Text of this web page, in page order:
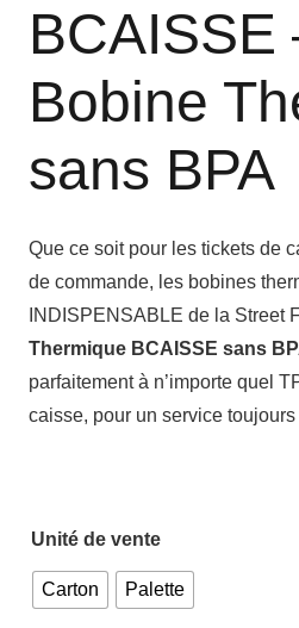
BCAISSE
Bobine
sans BPA
Que ce soit pour les tickets de
de commande, les bobines
INDISPENSABLE de la Street
Thermique BCAISSE sans
parfaitement à n’importe quel
caisse, pour un service
Unité de vente
Carton Palette